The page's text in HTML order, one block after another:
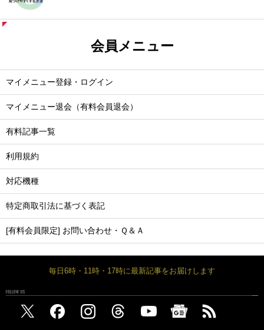
会員メニュー
マイメニュー登録・ログイン
マイメニュー退会（有料会員退会）
有料記事一覧
利用規約
対応機種
特定商取引法に基づく表記
[有料会員限定] お問い合わせ・Ｑ＆Ａ
毎日6時・11時・17時に最新記事をお届けします
FOLLOW US